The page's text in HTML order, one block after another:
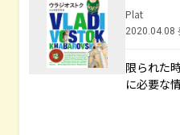
Plat
2020.04.08
限られた
に必要な